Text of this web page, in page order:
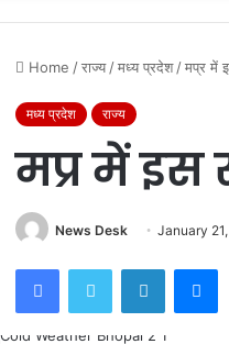
Home /राज्य /मध्य प्रदेश /मप्र में
मध्य प्रदेश राज्य
मप्र में इस
News Desk January